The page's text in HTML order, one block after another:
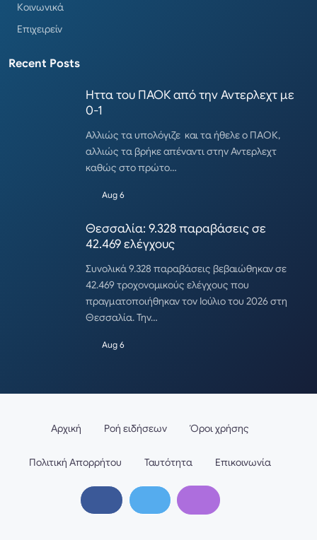
Κοινωνικά
Επιχειρείν
Recent Posts
Ηττα του ΠΑΟΚ από την Αντερλεχτ με
0-1
Αλλιώς τα υπολόγιζε και τα ήθελε ο ΠΑΟΚ,
αλλιώς τα βρήκε απέναντι στην Αντερλεχτ
καθώς στο πρώτο…
Aug 6
Θεσσαλία: 9.328 παραβάσεις σε
42.469 ελέγχους
Συνολικά 9.328 παραβάσεις βεβαιώθηκαν σε
42.469 τροχονομικούς ελέγχους που
πραγματοποιήθηκαν τον Ιούλιο του 2026 στη
Θεσσαλία. Την…
Aug 6
Αρχική Ροή ειδήσεων Όροι χρήσης
Πολιτική Απορρήτου Ταυτότητα Επικοινωνία